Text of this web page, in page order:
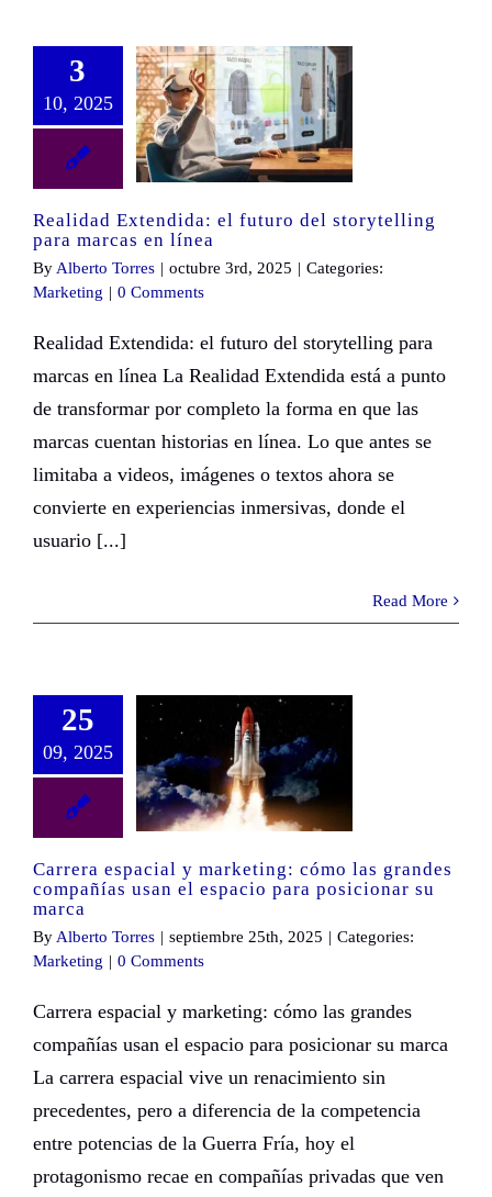
3
10, 2025
Realidad Extendida: el futuro del storytelling
para marcas en línea
By Alberto Torres | octubre 3rd, 2025 | Categories:
Marketing | 0 Comments
Realidad Extendida: el futuro del storytelling para
marcas en línea La Realidad Extendida está a punto
de transformar por completo la forma en que las
marcas cuentan historias en línea. Lo que antes se
limitaba a videos, imágenes o textos ahora se
convierte en experiencias inmersivas, donde el
usuario [...]
Read More
25
09, 2025
Carrera espacial y marketing: cómo las grandes
compañías usan el espacio para posicionar su
marca
By Alberto Torres | septiembre 25th, 2025 | Categories:
Marketing | 0 Comments
Carrera espacial y marketing: cómo las grandes
compañías usan el espacio para posicionar su marca
La carrera espacial vive un renacimiento sin
precedentes, pero a diferencia de la competencia
entre potencias de la Guerra Fría, hoy el
protagonismo recae en compañías privadas que ven